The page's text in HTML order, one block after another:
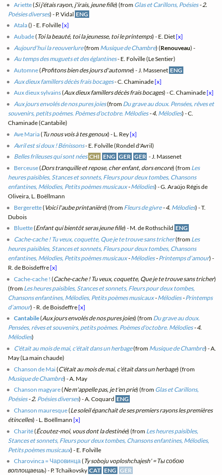
Ariette(Si j'étais rayon, j'irais, jeune fille) (from Glas et Carillons, Poésies- 2.
Poésies diverses) - P. Vidal ENG
Atala() - E. Folville[x]
Aubade( Toi la beauté, toi la jeunesse, toi le printemps) - E. Diet[x]
Aujourd'hui la reouverlure(from Musique de Chambre) (Renouveau) -
Au temps des muguets et des églantines- E. Folville (Le Sentier)
Automne(Profitons bien des jours d'automne) - J. Massenet ENG
Aux dieux famillers décès frais bocages- C. Chaminade[x]
Aux dieux sylvains(Aux dieux famillers décès frais bocages) - C. Chaminade[x]
Aux jours envolés de nos pures joies(from Du grave au doux. Pensées, rêves et
souvenirs, petits poèmes. Poèmes d'octobre. Mélodies- 4. Mélodies) - C.
Chaminade (Cantabile)
Ave Maria( Tu nous vois à tes genoux) - L. Rey[x]
Avril est si doux ! Bénissons- E. Folville (Rondel d'Avril)
Belles frileuses qui sont nées CHI ENG GER GER - J. Massenet
Berceuse(Dors tranquille et repose, cher enfant, dors encore) (from Les
heures paisibles, Stances et sonnets, Fleurs pour deux tombes, Chansons
enfantines, Mélodies, Petits poèmes musicaux-Mélodies) - G. Araújo Régis de
Oliveira, L. Boëllmann
Bergerette( Voici l'aube printanière) (from Fleurs de givre- 4. Mélodies) - T.
Dubois
Bluette(Enfant qui bientôt seras jeune fille) - M. de Rothschild ENG
Cache-cache ! Tu veux, coquette, Que je te trouve sans tricher(from Les
heures paisibles, Stances et sonnets, Fleurs pour deux tombes, Chansons
enfantines, Mélodies, Petits poèmes musicaux-Mélodies-Printemps d’amour) -
R. de Boisdeffre[x]
Cache-cache ! (Cache-cache ! Tu veux, coquette, Que je te trouve sans tricher)
(from Les heures paisibles, Stances et sonnets, Fleurs pour deux tombes,
Chansons enfantines, Mélodies, Petits poèmes musicaux-Mélodies-Printemps
d’amour) - R. de Boisdeffre[x]
Cantabile(Aux jours envolés de nos pures joies) (from Du grave au doux.
Pensées, rêves et souvenirs, petits poèmes. Poèmes d'octobre. Mélodies- 4.
Mélodies)
C'était au mois de mai, c'était dans un herbage(from Musique de Chambre) - A.
May (La main chaude)
Chanson de Mai(C'était au mois de mai, c'était dans un herbage) (from
Musique de Chambre) - A. May
Chanson magyare(Ne m'appelle pas, je t'en prie) (from Glas et Carillons,
Poésies- 2. Poésies diverses) - A. Coquard ENG
Chanson mauresque(Le soleil épanchait de ses premiers rayons les premières
étincelles) - L. Boëllmann[x]
Charité(Écoutez-moi, vous dont la destinée) (from Les heures paisibles,
Stances et sonnets, Fleurs pour deux tombes, Chansons enfantines, Mélodies,
Petits poèmes musicaux) - E. Folville
Charovinca = Чаровинца( Ty soboju voploshchajesh' = Ты собою
воплощаешь) - P. Tchaikovsky CAT ENG GER